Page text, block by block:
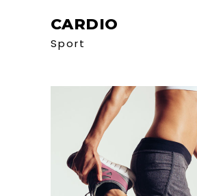
CARDIO
Sport